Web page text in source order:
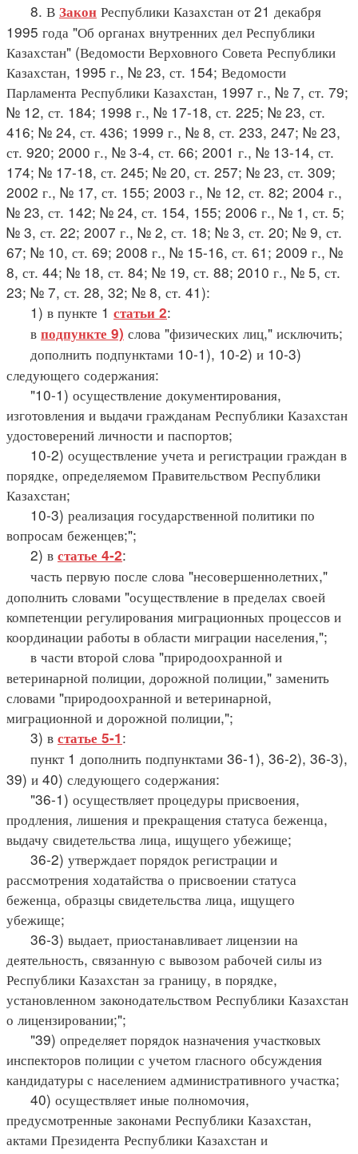
8. В Закон Республики Казахстан от 21 декабря
1995 года "Об органах внутренних дел Республики
Казахстан" (Ведомости Верховного Совета Республики
Казахстан, 1995 г., № 23, ст. 154; Ведомости
Парламента Республики Казахстан, 1997 г., № 7, ст. 79;
№ 12, ст. 184; 1998 г., № 17-18, ст. 225; № 23, ст.
416; № 24, ст. 436; 1999 г., № 8, ст. 233, 247; № 23,
ст. 920; 2000 г., № 3-4, ст. 66; 2001 г., № 13-14, ст.
174; № 17-18, ст. 245; № 20, ст. 257; № 23, ст. 309;
2002 г., № 17, ст. 155; 2003 г., № 12, ст. 82; 2004 г.,
№ 23, ст. 142; № 24, ст. 154, 155; 2006 г., № 1, ст. 5;
№ 3, ст. 22; 2007 г., № 2, ст. 18; № 3, ст. 20; № 9, ст.
67; № 10, ст. 69; 2008 г., № 15-16, ст. 61; 2009 г., №
8, ст. 44; № 18, ст. 84; № 19, ст. 88; 2010 г., № 5, ст.
23; № 7, ст. 28, 32; № 8, ст. 41):
1) в пункте 1 статьи 2:
в подпункте 9) слова "физических лиц," исключить;
дополнить подпунктами 10-1), 10-2) и 10-3)
следующего содержания:
"10-1) осуществление документирования,
изготовления и выдачи гражданам Республики Казахстан
удостоверений личности и паспортов;
10-2) осуществление учета и регистрации граждан в
порядке, определяемом Правительством Республики
Казахстан;
10-3) реализация государственной политики по
вопросам беженцев;";
2) в статье 4-2:
часть первую после слова "несовершеннолетних,"
дополнить словами "осуществление в пределах своей
компетенции регулирования миграционных процессов и
координации работы в области миграции населения,";
в части второй слова "природоохранной и
ветеринарной полиции, дорожной полиции," заменить
словами "природоохранной и ветеринарной,
миграционной и дорожной полиции,";
3) в статье 5-1:
пункт 1 дополнить подпунктами 36-1), 36-2), 36-3),
39) и 40) следующего содержания:
"36-1) осуществляет процедуры присвоения,
продления, лишения и прекращения статуса беженца,
выдачу свидетельства лица, ищущего убежище;
36-2) утверждает порядок регистрации и
рассмотрения ходатайства о присвоении статуса
беженца, образцы свидетельства лица, ищущего
убежище;
36-3) выдает, приостанавливает лицензии на
деятельность, связанную с вывозом рабочей силы из
Республики Казахстан за границу, в порядке,
установленном законодательством Республики Казахстан
о лицензировании;";
"39) определяет порядок назначения участковых
инспекторов полиции с учетом гласного обсуждения
кандидатуры с населением административного участка;
40) осуществляет иные полномочия,
предусмотренные законами Республики Казахстан,
актами Президента Республики Казахстан и